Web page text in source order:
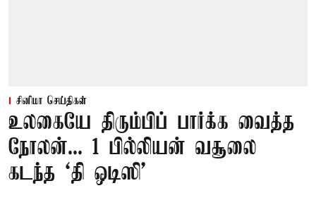
சினிமா செய்திகள்
உலகையே திரும்பிப் பார்க்க வைத்த
நோலன்... 1 பில்லியன் வசூலை
கடந்த ‘தி ஒடிஸி’